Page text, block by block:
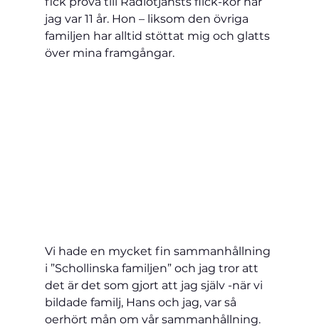
jag var 11 år. Hon – liksom den övriga
familjen har alltid stöttat mig och glatts
över mina framgångar.
Vi hade en mycket fin sammanhållning
i ”Schollinska familjen” och jag tror att
det är det som gjort att jag själv -när vi
bildade familj, Hans och jag, var så
oerhört mån om vår sammanhållning.